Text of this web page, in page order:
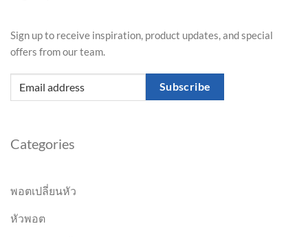
Categories
พอตเปลี่ยนหัว
หัวพอต
Sign up to receive inspiration, product updates, and special
offers from our team.
Subscribe